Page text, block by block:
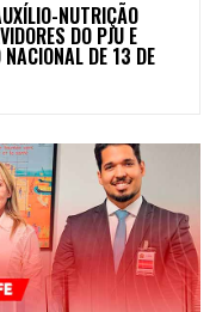
NUTRIÇÃO
DO PJU E
DE 13 DE